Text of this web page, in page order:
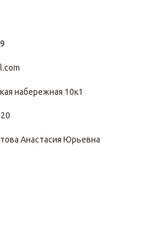
набережная 10к1
Анастасия Юрьевна